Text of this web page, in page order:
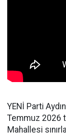
YENİ Parti
Temmuz 2026
Mahallesi